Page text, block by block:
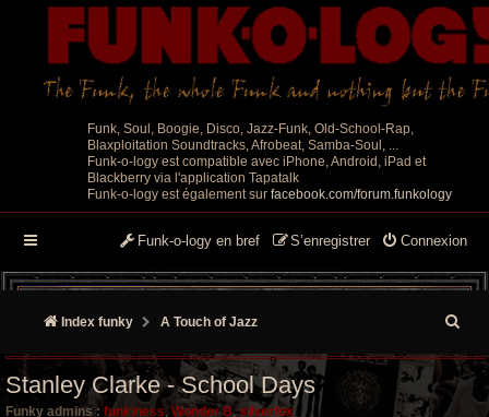
Funk, Soul, Boogie, Disco, Jazz-Funk, Old-School-Rap,
Blaxploitation Soundtracks, Afrobeat, Samba-Soul, ...
Funk-o-logy est compatible avec iPhone, Android, iPad et
Blackberry via l'application Tapatalk
Funk-o-logy est également sur facebook.com/forum.funkology
Connexion
S’enregistrer
Funk-o-logy en bref
Index funky A Touch of Jazz
e
Stanley Clarke - School Days
Funky admins : funkiness, Wonder B,silverfox